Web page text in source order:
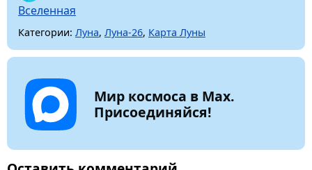
Вселенная
Категории: Луна, Луна-26, Карта Луны
Мир космоса в Max.
Присоединяйся!